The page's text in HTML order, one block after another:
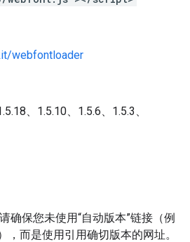
webfontloader
、1.5.10、1.5.6、1.5.3、
确保您未使用“自动版本”链接（例
，而是使用引用确切版本的网址。